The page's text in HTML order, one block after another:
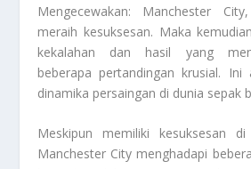
Mengecewakan: Manchester
meraih kesuksesan. Maka
kekalahan dan hasil yang
beberapa pertandingan krusial. Ini
dinamika persaingan di dunia sepak
Meskipun memiliki kesuksesan
Manchester City menghadapi